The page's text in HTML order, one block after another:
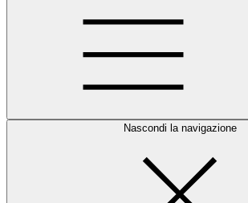
Nascondi la navigazione